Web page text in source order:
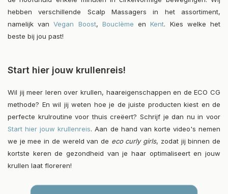
hebben verschillende Scalp Massagers in het assortiment,
namelijk vanVegan Boost, Bouclème enKent. Kies welke het
beste bij jou past!
Start hier jouw krullenreis!
Wil jij meer leren over krullen, haareigenschappen en de ECO CG
methode? En wil jij weten hoe je de juiste producten kiest en de
perfecte krulroutine voor thuis creëert? Schrijf je dan nu in voor
Start hier jouw krullenreis. Aan de hand van korte video's nemen
we je mee in de wereld van de eco curly girls, zodat jij binnen de
kortste keren de gezondheid van je haar optimaliseert en jouw
krullen laat floreren!